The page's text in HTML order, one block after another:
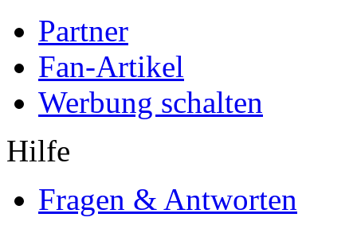
Partner
Fan-Artikel
Werbung schalten
Hilfe
Fragen & Antworten